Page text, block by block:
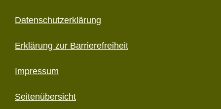
Datenschutzerklärung
Erklärung zur Barriere­freiheit
Impressum
Seitenübersicht